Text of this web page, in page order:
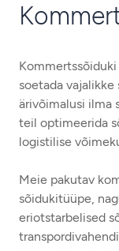
soetada
ärivõimalusi ilma
teil optimeerida
logistilise
Meie pakutav
sõidukitüüpe,
eriotstarbelised